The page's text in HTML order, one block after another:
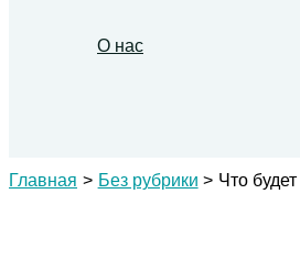
О нас
Главная Без рубрики Что